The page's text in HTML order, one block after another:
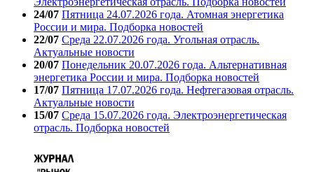
24/07 Пятница 24.07.2026 года. Атомная энергетика
России и мира. Подборка новостей
22/07 Среда 22.07.2026 года. Угольная отрасль.
Актуальные новости
20/07 Понедельник 20.07.2026 года. Альтернативная
энергетика России и мира. Подборка новостей
17/07 Пятница 17.07.2026 года. Нефтегазовая отрасль.
Актуальные новости
15/07 Среда 15.07.2026 года. Электроэнергетическая
отрасль. Подборка новостей